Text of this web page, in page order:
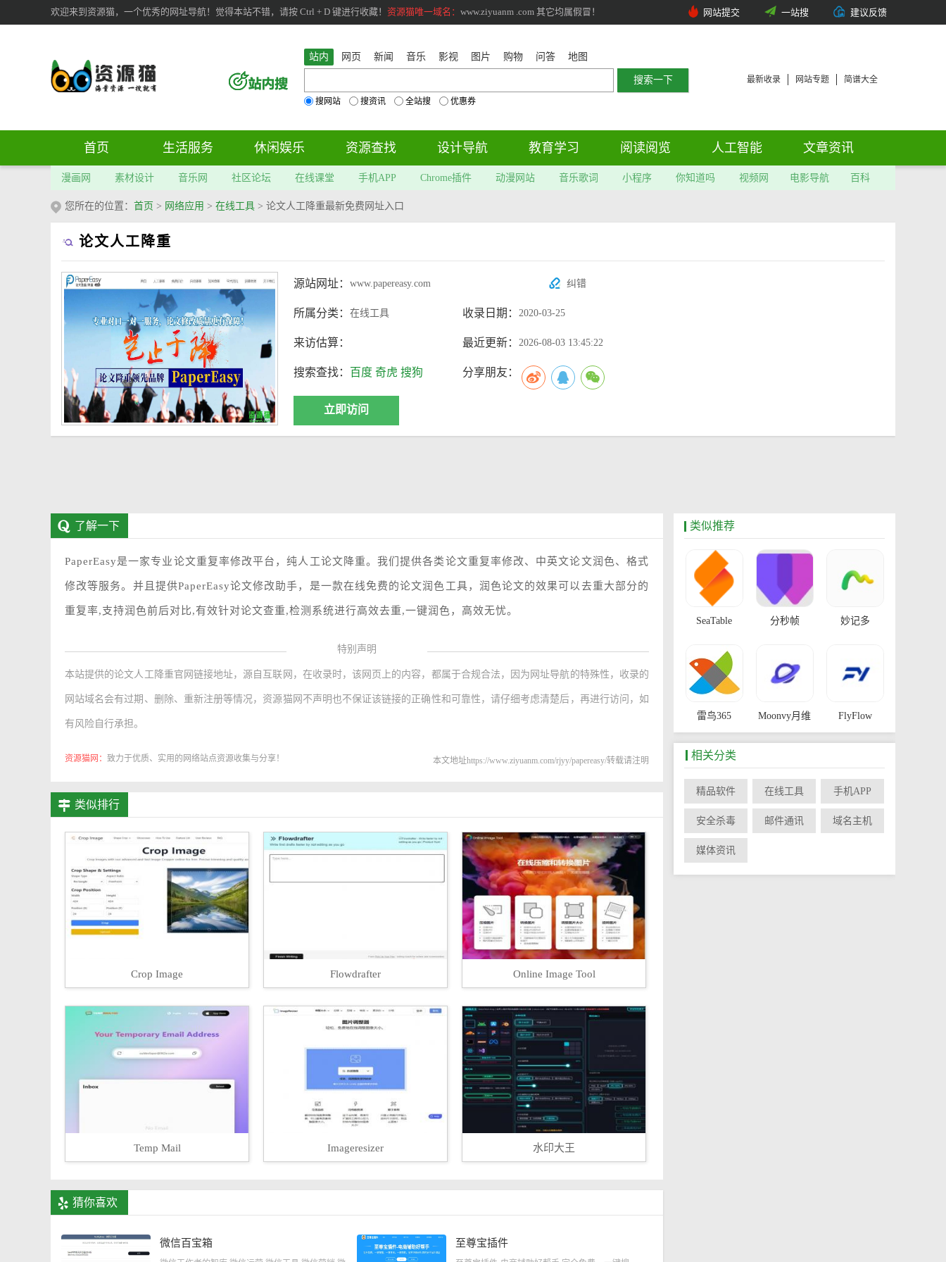
欢迎来到资源猫，一个优秀的网址导航！觉得本站不错，请按 Ctrl + D 键进行收藏！ 资源猫唯一域名： www.ziyuanm .com 其它均属假冒！ 网站提交 一站搜 建议反馈
站内 网页 新闻 音乐 影视 图片 购物 问答 地图
搜网站 搜资讯 全站搜 优惠券
最新收录 网站专题 简谱大全
首页 生活服务 休闲娱乐 资源查找 设计导航 教育学习 阅读阅览 人工智能 文章资讯
漫画网 素材设计 音乐网 社区论坛 在线课堂 手机APP Chrome插件 动漫网站 音乐歌词 小程序 你知道吗 视频网 电影导航 百科
您所在的位置： 首页 > 网络应用 > 在线工具 > 论文人工降重最新免费网址入口
论文人工降重
源站网址： www.papereasy.com 纠错
所属分类： 在线工具 收录日期： 2020-03-25
来访估算： 最近更新： 2026-08-03 13:45:22
搜索查找： 百度 奇虎 搜狗 分享朋友：
立即访问
了解一下
PaperEasy是一家专业论文重复率修改平台，纯人工论文降重。我们提供各类论文重复率修改、中英文论文润色、格式
修改等服务。并且提供PaperEasy论文修改助手，是一款在线免费的论文润色工具，润色论文的效果可以去重大部分的
重复率,支持润色前后对比,有效针对论文查重,检测系统进行高效去重,一键润色，高效无忧。
特别声明
本站提供的论文人工降重官网链接地址，源自互联网，在收录时，该网页上的内容，都属于合规合法，因为网址导航的特殊性，收录的
网站域名会有过期、删除、重新注册等情况，资源猫网不声明也不保证该链接的正确性和可靠性，请仔细考虑清楚后，再进行访问，如
有风险自行承担。
资源猫网： 致力于优质、实用的网络站点资源收集与分享！ 本文地址https://www.ziyuanm.com/rjyy/papereasy/转载请注明
类似排行
Crop Image Flowdrafter Online Image Tool
Temp Mail Imageresizer 水印大王
猜你喜欢
微信百宝箱 至尊宝插件
类似推荐
SeaTable 分秒帧 妙记多
雷鸟365 Moonvy月维 FlyFlow
Relay App Store
相关分类
精品软件 在线工具 手机APP
安全杀毒 邮件通讯 域名主机
媒体资讯